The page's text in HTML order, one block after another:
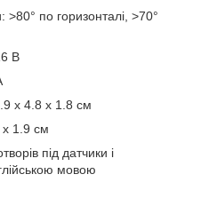
по горизонталі, >70°
В
х 4.8 х 1.8 см
х 1.9 см
під датчики і
мовою